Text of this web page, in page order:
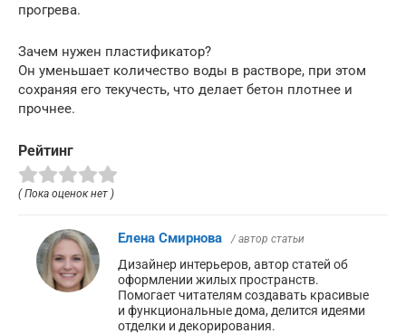
прогрева.
Зачем нужен пластификатор?
Он уменьшает количество воды в растворе, при этом
сохраняя его текучесть, что делает бетон плотнее и
прочнее.
Рейтинг
( Пока оценок нет )
Елена Смирнова / автор статьи
Дизайнер интерьеров, автор статей об
оформлении жилых пространств.
Помогает читателям создавать красивые
и функциональные дома, делится идеями
отделки и декорирования.